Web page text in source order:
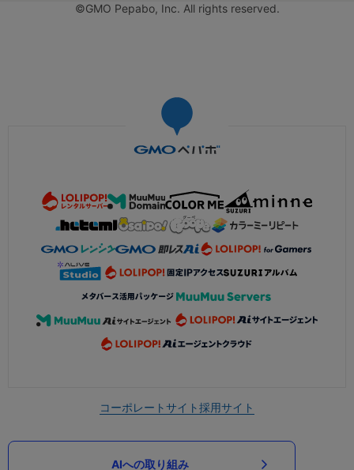
©GMO Pepabo, Inc. All rights reserved.
コーポレートサイト採用サイト
AIへの取り組み